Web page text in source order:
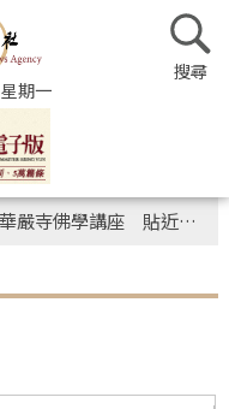
期一
佛學講座 貼近星雲大師的一筆字日常